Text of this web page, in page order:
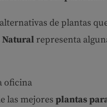
de plantas
Naturalrepresenta
oficina
las mejores plantas